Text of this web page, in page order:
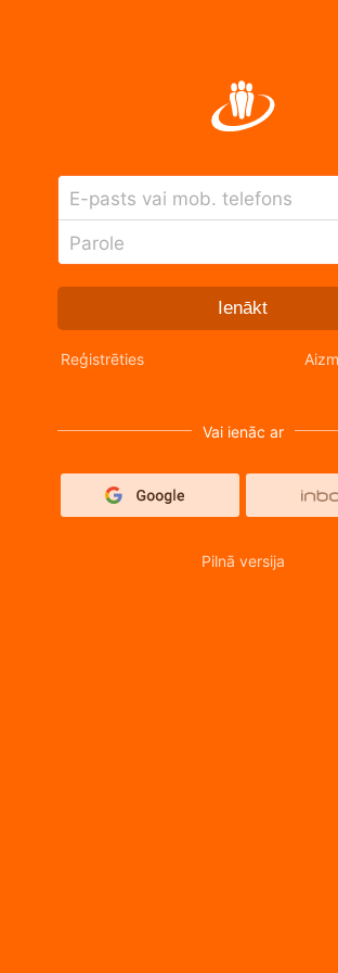
E-pasts vai mob. telefons
Parole
Ienākt
Reģistrēties
Vai ienāc ar
Pilnā versija